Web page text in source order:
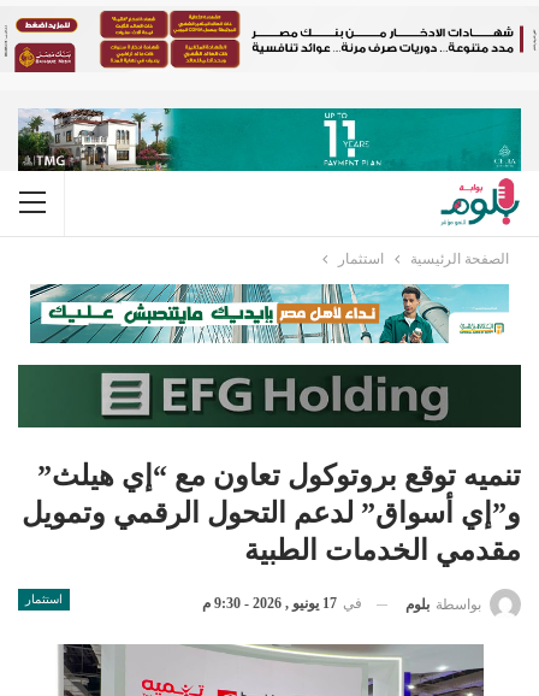
الصفحة الرئيسية استثمار
تنميه توقع بروتوكول تعاون مع “إي هيلث”
و”إي أسواق” لدعم التحول الرقمي وتمويل
مقدمي الخدمات الطبية
استثمار بواسطة بلوم في 17 يونيو , 2026 - 9:30 م